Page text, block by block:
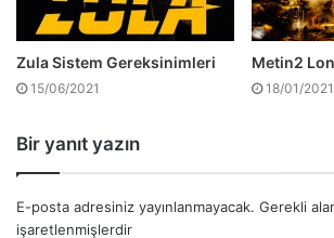
Zula Sistem Gereksinimleri
15/06/2021
Metin2
18/01/2021
Bir yanıt yazın
E-posta adresiniz yayınlanmayacak. Gerekli
işaretlenmişlerdir